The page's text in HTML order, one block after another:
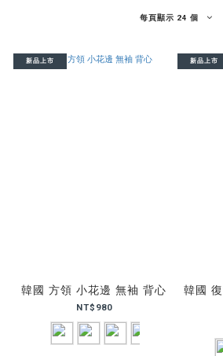
每頁顯示 24 個
新品上市
韓國 方領 小花邊 無袖 背心
NT$980
新品上市
韓國